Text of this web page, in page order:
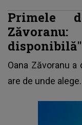
Primele
disponibilă"
Oana Zăvoranu a
are de unde alege.